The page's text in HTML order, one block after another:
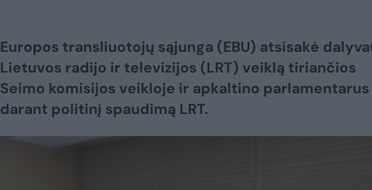
Europos transliuotojų sąjunga (EBU) atsisakė
Lietuvos radijo ir televizijos (LRT) veiklą tiriančios
Seimo komisijos veikloje ir apkaltino parlamentarus
darant politinį spaudimą LRT.